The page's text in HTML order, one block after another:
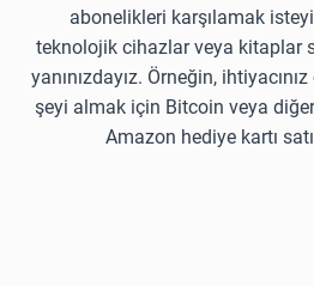
abonelikleri karşılamak
teknolojik cihazlar veya kitaplar
yanınızdayız. Örneğin,
şeyi almak için Bitcoin veya
Amazon hediye kartı